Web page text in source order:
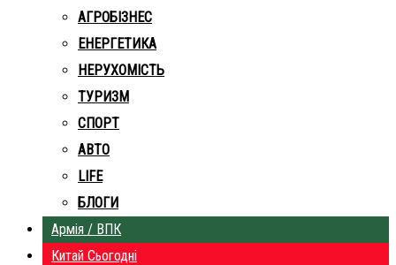
АГРОБІЗНЕС
ЕНЕРГЕТИКА
НЕРУХОМІСТЬ
ТУРИЗМ
СПОРТ
АВТО
LIFE
БЛОГИ
Армія / ВПК
Китай Сьогодні